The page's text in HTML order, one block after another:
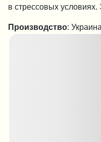
в стрессовых
Производство: Украина